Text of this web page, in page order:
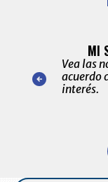
nuestro
para
MI
Vea las
acuerdo
interés.